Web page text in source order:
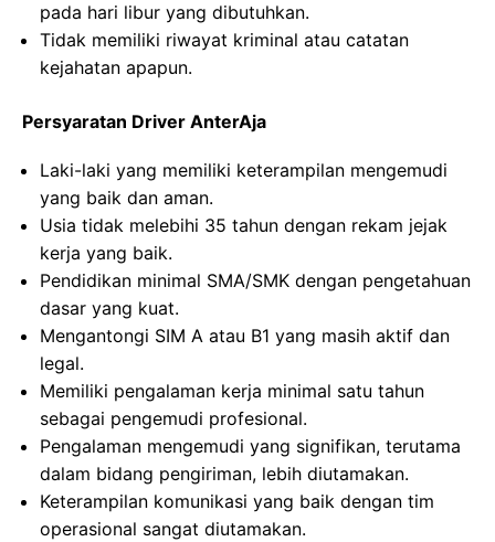
pada hari libur yang dibutuhkan.
Tidak memiliki riwayat kriminal atau catatan
kejahatan apapun.
Persyaratan Driver AnterAja
Laki-laki yang memiliki keterampilan mengemudi
yang baik dan aman.
Usia tidak melebihi 35 tahun dengan rekam jejak
kerja yang baik.
Pendidikan minimal SMA/SMK dengan pengetahuan
dasar yang kuat.
Mengantongi SIM A atau B1 yang masih aktif dan
legal.
Memiliki pengalaman kerja minimal satu tahun
sebagai pengemudi profesional.
Pengalaman mengemudi yang signifikan, terutama
dalam bidang pengiriman, lebih diutamakan.
Keterampilan komunikasi yang baik dengan tim
operasional sangat diutamakan.